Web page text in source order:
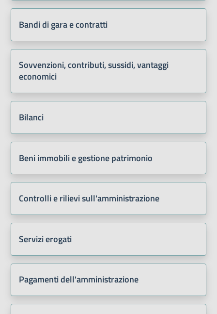
Bandi di gara e contratti
Sovvenzioni, contributi, sussidi, vantaggi
economici
Bilanci
Beni immobili e gestione patrimonio
Controlli e rilievi sull'amministrazione
Servizi erogati
Pagamenti dell'amministrazione